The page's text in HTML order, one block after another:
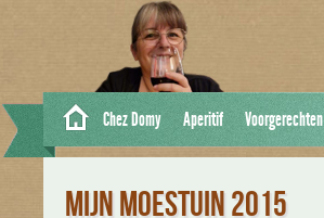
Chez Domy Aperitif Voorgerechten
MIJN MOESTUIN 2015